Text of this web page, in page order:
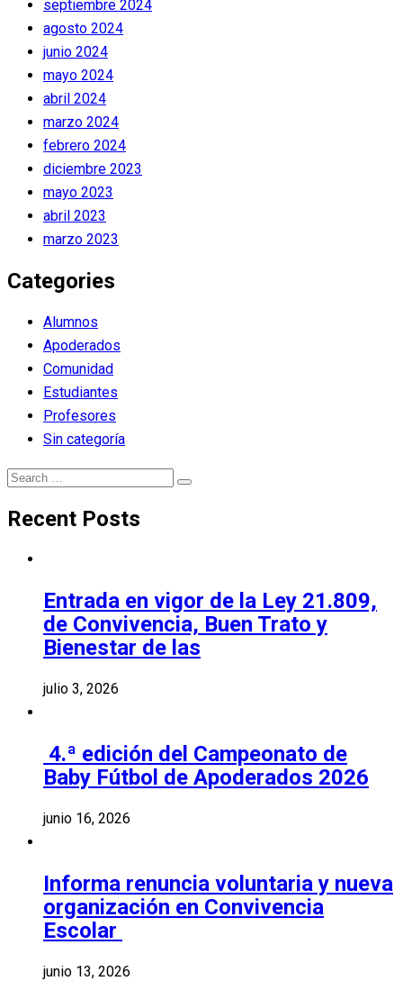
septiembre 2024
agosto 2024
junio 2024
mayo 2024
abril 2024
marzo 2024
febrero 2024
diciembre 2023
mayo 2023
abril 2023
marzo 2023
Categories
Alumnos
Apoderados
Comunidad
Estudiantes
Profesores
Sin categoría
Search
Search
Recent Posts
Entrada en vigor de la Ley 21.809,
de Convivencia, Buen Trato y
Bienestar de las
julio 3, 2026
4.ª edición del Campeonato de
Baby Fútbol de Apoderados 2026
junio 16, 2026
Informa renuncia voluntaria y nueva
organización en Convivencia
Escolar
junio 13, 2026